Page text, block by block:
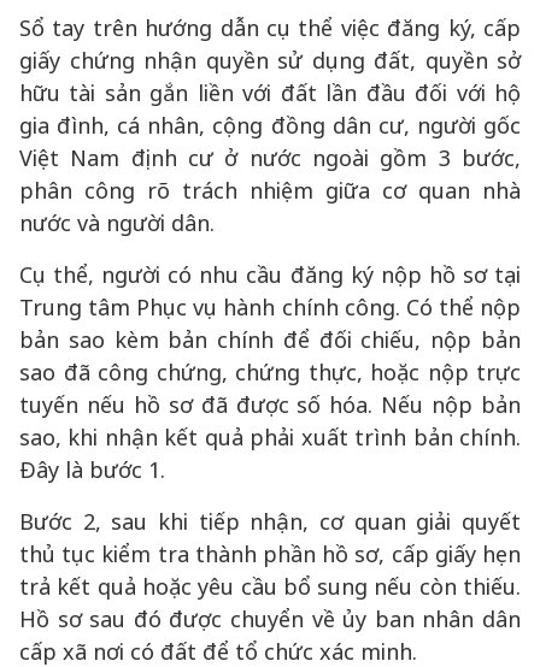
Sổ tay trên hướng dẫn cụ thể việc đăng ký, cấp
giấy chứng nhận quyền sử dụng đất, quyền sở
hữu tài sản gắn liền với đất lần đầu đối với hộ
gia đình, cá nhân, cộng đồng dân cư, người gốc
Việt Nam định cư ở nước ngoài gồm 3 bước,
phân công rõ trách nhiệm giữa cơ quan nhà
nước và người dân.
Cụ thể, người có nhu cầu đăng ký nộp hồ sơ tại
Trung tâm Phục vụ hành chính công. Có thể nộp
bản sao kèm bản chính để đối chiếu, nộp bản
sao đã công chứng, chứng thực, hoặc nộp trực
tuyến nếu hồ sơ đã được số hóa. Nếu nộp bản
sao, khi nhận kết quả phải xuất trình bản chính.
Đây là bước 1.
Bước 2, sau khi tiếp nhận, cơ quan giải quyết
thủ tục kiểm tra thành phần hồ sơ, cấp giấy hẹn
trả kết quả hoặc yêu cầu bổ sung nếu còn thiếu.
Hồ sơ sau đó được chuyển về ủy ban nhân dân
cấp xã nơi có đất để tổ chức xác minh.